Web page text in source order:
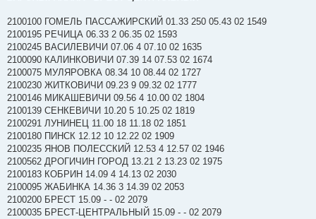
2100100 ГОМЕЛЬ ПАССАЖИРСКИЙ 01.33 250 05.43 02 1549
2100195 РЕЧИЦА 06.33 2 06.35 02 1593
2100245 ВАСИЛЕВИЧИ 07.06 4 07.10 02 1635
2100090 КАЛИНКОВИЧИ 07.39 14 07.53 02 1674
2100075 МУЛЯРОВКА 08.34 10 08.44 02 1727
2100230 ЖИТКОВИЧИ 09.23 9 09.32 02 1777
2100146 МИКАШЕВИЧИ 09.56 4 10.00 02 1804
2100139 СЕНКЕВИЧИ 10.20 5 10.25 02 1819
2100291 ЛУНИНЕЦ 11.00 18 11.18 02 1851
2100180 ПИНСК 12.12 10 12.22 02 1909
2100235 ЯНОВ ПОЛЕССКИЙ 12.53 4 12.57 02 1946
2100562 ДРОГИЧИН ГОРОД 13.21 2 13.23 02 1975
2100183 КОБРИН 14.09 4 14.13 02 2030
2100095 ЖАБИНКА 14.36 3 14.39 02 2053
2100200 БРЕСТ 15.09 - - 02 2079
2100035 БРЕСТ-ЦЕНТРАЛЬНЫЙ 15.09 - - 02 2079